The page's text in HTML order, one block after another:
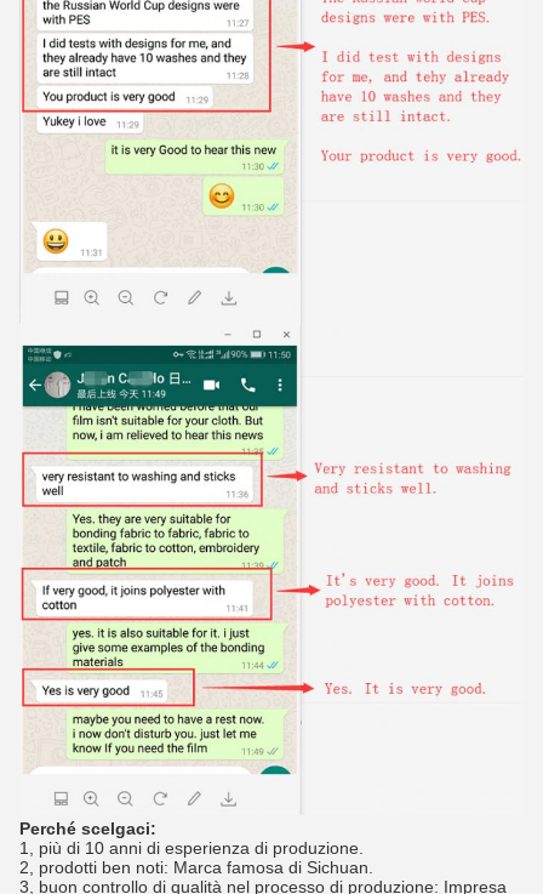
Perché scelgaci:
1, più di 10 anni di esperienza di produzione.
2, prodotti ben noti: Marca famosa di Sichuan.
3, buon controllo di qualità nel processo di produzione: Impresa